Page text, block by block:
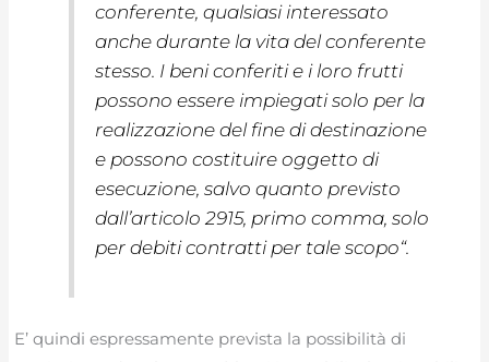
conferente, qualsiasi interessato
anche durante la vita del conferente
stesso. I beni conferiti e i loro frutti
possono essere impiegati solo per la
realizzazione del fine di destinazione
e possono costituire oggetto di
esecuzione, salvo quanto previsto
dall’articolo 2915, primo comma, solo
per debiti contratti per tale scopo“.
E’ quindi espressamente prevista la possibilità di